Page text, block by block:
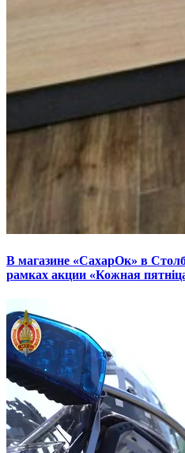
В магазине «СахарОк» в
рамках акции «Кожная